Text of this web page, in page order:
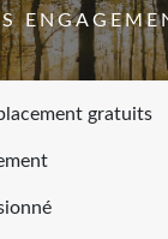
gratuits